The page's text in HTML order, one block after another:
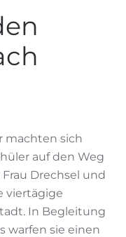
machten sich
auf den Weg
Drechsel und
viertägige
In Begleitung
warfen sie einen